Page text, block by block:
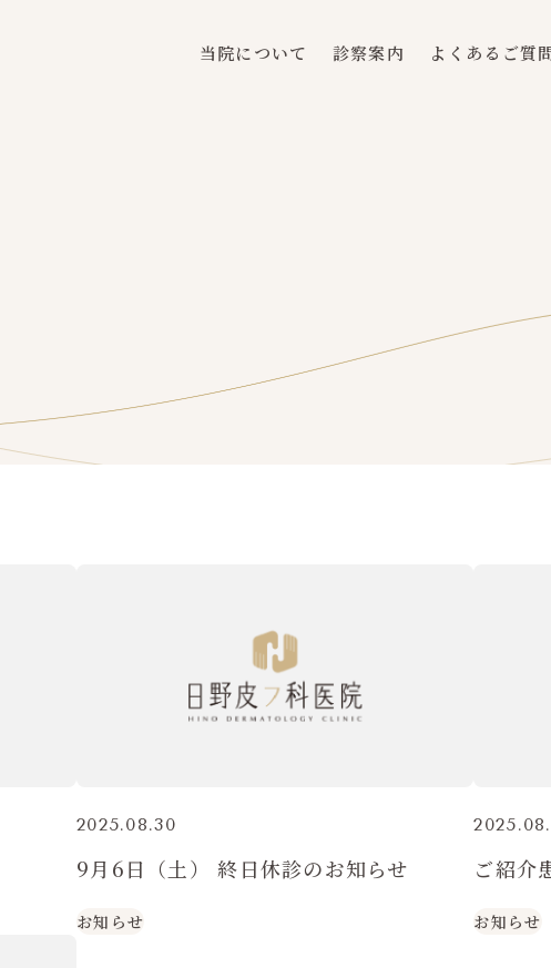
当院について 診察案内 よくあるご質
2025.08.30
9月6日（土） 終日休診のお知らせ
お知らせ
ご紹介
お知らせ